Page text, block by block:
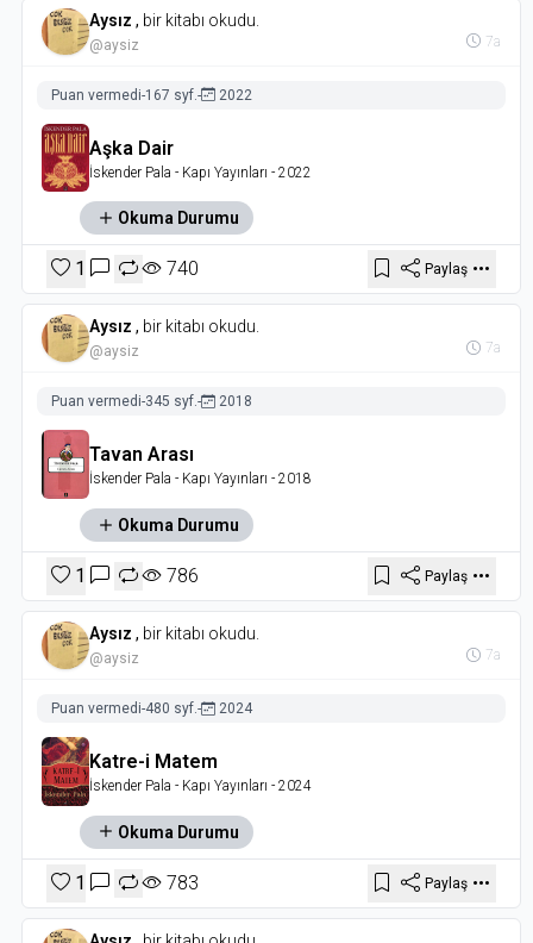
Aysız , bir kitabı okudu.
@aysiz 7a
Puan vermedi-167 syf.- 2022
Aşka Dair
İskender Pala - Kapı Yayınları - 2022
Okuma Durumu
1 740 Paylaş
Aysız , bir kitabı okudu.
@aysiz 7a
Puan vermedi-345 syf.- 2018
Tavan Arası
İskender Pala - Kapı Yayınları - 2018
Okuma Durumu
1 786 Paylaş
Aysız , bir kitabı okudu.
@aysiz 7a
Puan vermedi-480 syf.- 2024
Katre-i Matem
İskender Pala - Kapı Yayınları - 2024
Okuma Durumu
1 783 Paylaş